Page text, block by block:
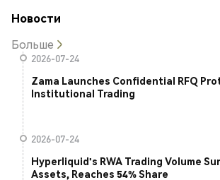
Новости
Больше
2026-07-24
Zama Launches Confidential RFQ
Institutional Trading
2026-07-24
Hyperliquid's RWA Trading Volume
Assets, Reaches 54% Share